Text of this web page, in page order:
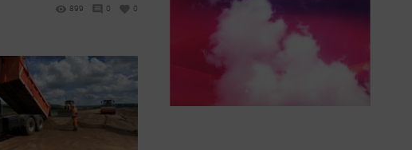
899 0 0